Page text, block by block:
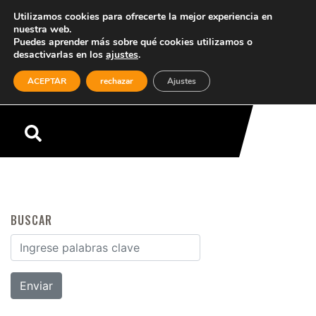
Menú
BUSCAR
Buscar por:
Utilizamos cookies para ofrecerte la mejor experiencia en
nuestra web.
Puedes aprender más sobre qué cookies utilizamos o
desactivarlas en los ajustes.
ACEPTAR rechazar Ajustes